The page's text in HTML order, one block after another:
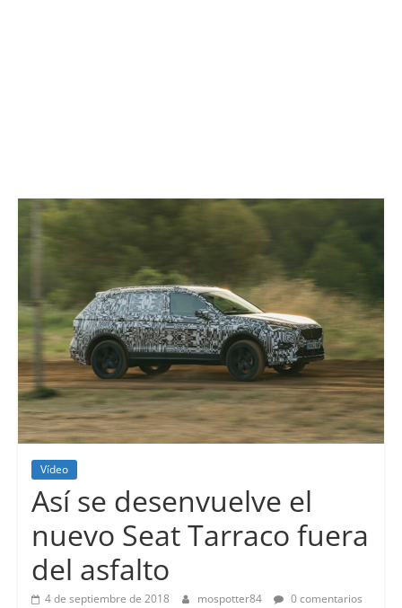
Vídeo
Así se desenvuelve el
nuevo Seat Tarraco fuera
del asfalto
4 de septiembre de 2018 mospotter84
0 comentarios